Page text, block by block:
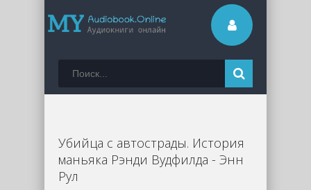
Убийца с автострады. История
маньяка Рэнди Вудфилда - Энн
Рул